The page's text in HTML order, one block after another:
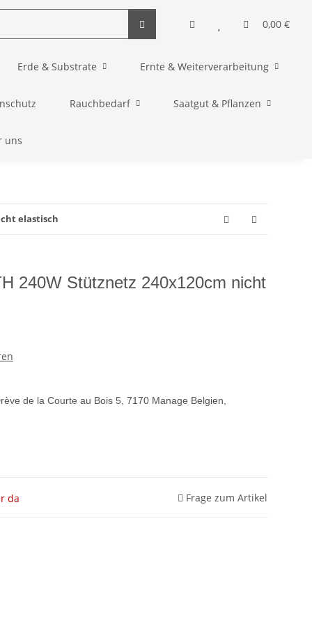
0,00 €
Erde & Substrate Ernte & Weiterverarbeitung
Rauchbedarf Saatgut & Pflanzen
uns
elastisch
240W Stütznetz 240x120cm nicht
de la Courte au Bois 5, 7170 Manage Belgien,
da Frage zum Artikel